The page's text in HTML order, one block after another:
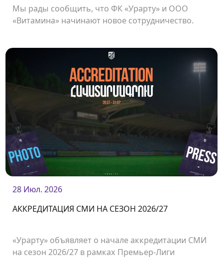
Мы рады сообщить, что ФК «Урарту» и ООО
«Витамина» начинают новое сотрудничество.
28 Июл. 2026
АККРЕДИТАЦИЯ СМИ НА СЕЗОН 2026/27
«Урарту» объявляет о начале аккредитации СМИ
на сезон 2026/27 в рамках Премьер-Лиги